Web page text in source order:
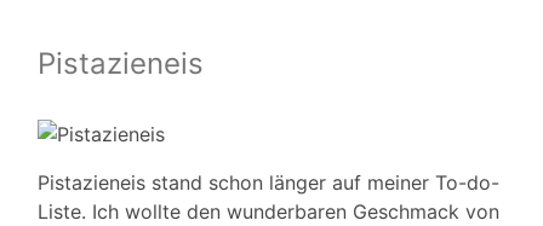
Pistazieneis
Pistazieneis stand schon länger auf meiner To-do-
Liste. Ich wollte den wunderbaren Geschmack von